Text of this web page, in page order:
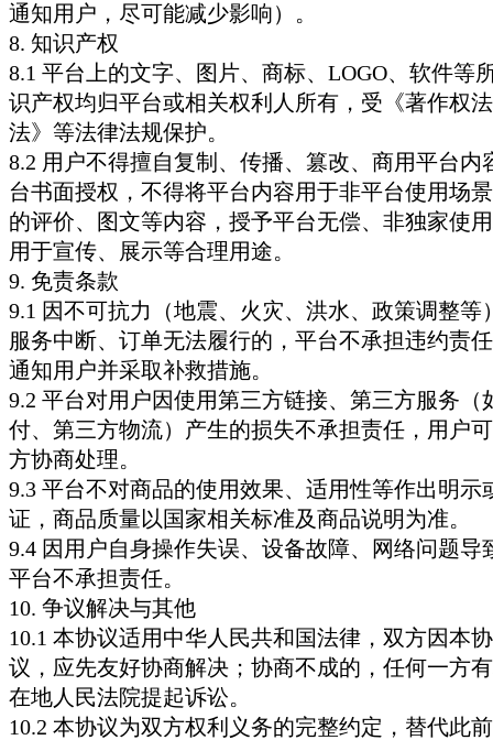
通知用户，尽可能减少影响）。
8. 知识产权
8.1 平台上的文字、图片、商标、LOGO、软件等
识产权均归平台或相关权利人所有，受《著作权
法》等法律法规保护。
8.2 用户不得擅自复制、传播、篡改、商用平台内
台书面授权，不得将平台内容用于非平台使用场
的评价、图文等内容，授予平台无偿、非独家使
用于宣传、展示等合理用途。
9. 免责条款
9.1 因不可抗力（地震、火灾、洪水、政策调整等
服务中断、订单无法履行的，平台不承担违约责
通知用户并采取补救措施。
9.2 平台对用户因使用第三方链接、第三方服务（
付、第三方物流）产生的损失不承担责任，用户
方协商处理。
9.3 平台不对商品的使用效果、适用性等作出明示
证，商品质量以国家相关标准及商品说明为准。
9.4 因用户自身操作失误、设备故障、网络问题导
平台不承担责任。
10. 争议解决与其他
10.1 本协议适用中华人民共和国法律，双方因本
议，应先友好协商解决；协商不成的，任何一方
在地人民法院提起诉讼。
10.2 本协议为双方权利义务的完整约定，替代此